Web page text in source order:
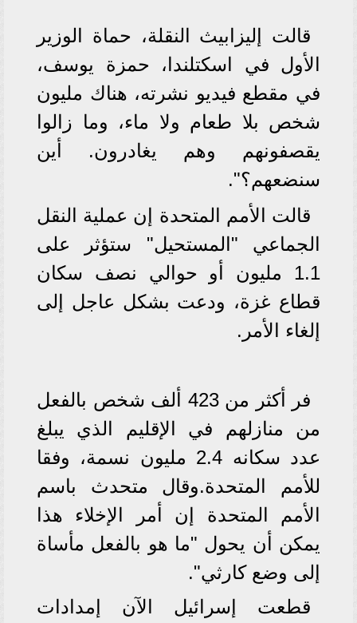
قالت إليزابيث النقلة، حماة الوزير
الأول في اسكتلندا، حمزة يوسف،
في مقطع فيديو نشرته، هناك مليون
شخص بلا طعام ولا ماء، وما زالوا
يقصفونهم وهم يغادرون. أين
سنضعهم؟".
قالت الأمم المتحدة إن عملية النقل
الجماعي "المستحيل" ستؤثر على
1.1 مليون أو حوالي نصف سكان
قطاع غزة، ودعت بشكل عاجل إلى
إلغاء الأمر.
فر أكثر من 423 ألف شخص بالفعل
من منازلهم في الإقليم الذي يبلغ
عدد سكانه 2.4 مليون نسمة، وفقا
للأمم المتحدة.وقال متحدث باسم
الأمم المتحدة إن أمر الإخلاء هذا
يمكن أن يحول "ما هو بالفعل مأساة
إلى وضع كارثي".
قطعت إسرائيل الآن إمدادات